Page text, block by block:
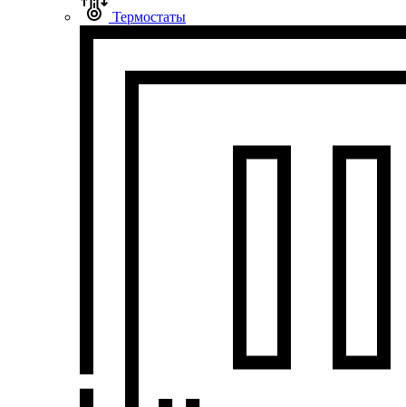
Термостаты